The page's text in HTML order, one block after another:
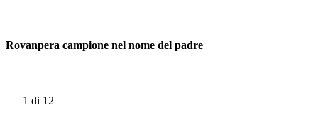
Rovanpera campione nel nome del padre
1 di 12